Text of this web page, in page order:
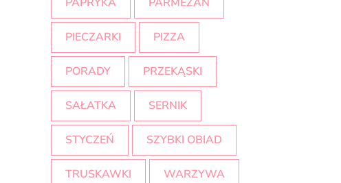
PIECZARKI PIZZA
PORADY PRZEKĄSKI
SAŁATKA SERNIK
STYCZEŃ SZYBKI OBIAD
TRUSKAWKI WARZYWA